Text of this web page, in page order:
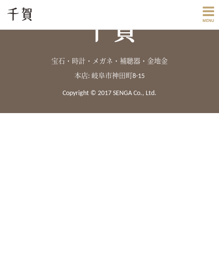
宝石・時計・メガネ・補聴器・金地金
本店: 岐阜市神田町8-15
Copyright © 2017 SENGA Co., Ltd.